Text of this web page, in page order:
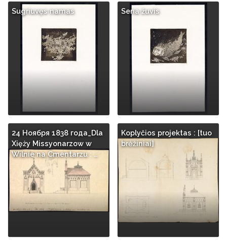
Sugriuvęs namas Sena žuvis
24 Ноября 1838 года_Dla
Xięży Missyonarzow w
Wilnie na Cmentarzu : …
Koplyčios projektas : [tuo
brėžiniai]